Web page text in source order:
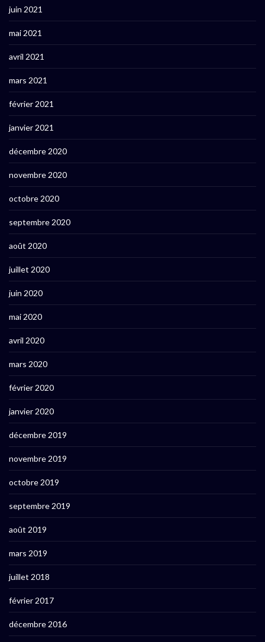
juin 2021
mai 2021
avril 2021
mars 2021
février 2021
janvier 2021
décembre 2020
novembre 2020
octobre 2020
septembre 2020
août 2020
juillet 2020
juin 2020
mai 2020
avril 2020
mars 2020
février 2020
janvier 2020
décembre 2019
novembre 2019
octobre 2019
septembre 2019
août 2019
mars 2019
juillet 2018
février 2017
décembre 2016